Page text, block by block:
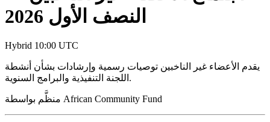
النصف الأول 2026
Hybrid 10:00 UTC
يقدم الأعضاء غير الناخبين توصيات رسمية وإرشادات بشأن أنشطة
اللجنة التنفيذية والبرامج السنوية.
African Community Fund